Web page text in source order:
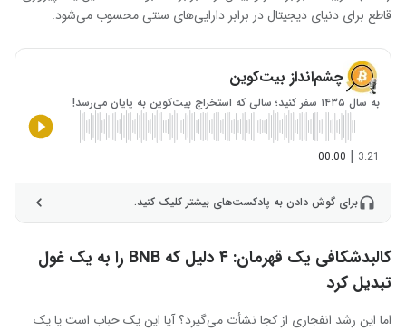
قاطع برای دنیای دیجیتال در برابر دارایی‌های سنتی محسوب می‌شود.
چشم‌انداز بیت‌کوین
به سال ۱۴۳۵ سفر کنید؛ سالی که استخراج بیت‌کوین به پایان می‌رسد!
3:21
|
00:00
برای گوش دادن به پادکست‌های بیشتر کلیک کنید.
کالبدشکافی یک قهرمان: ۴ دلیل که BNB را به یک غول
تبدیل کرد
اما این رشد انفجاری از کجا نشأت می‌گیرد؟ آیا این یک حباب است یا یک